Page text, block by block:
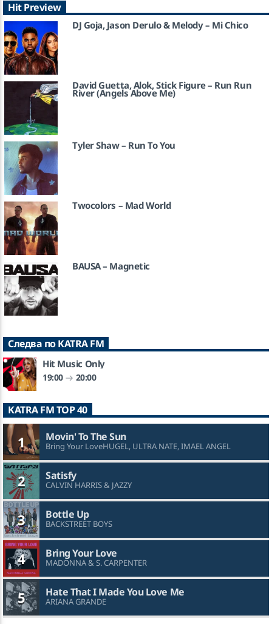
Hit Preview
DJ Goja, Jason Derulo & Melody – Mi Chico
David Guetta, Alok, Stick Figure – Run Run
River (Angels Above Me)
Tyler Shaw – Run To You
Twocolors – Mad World
BAUSA – Magnetic
Следва по KATRA FM
Hit Music Only
19:00 20:00
KATRA FM TOP 40
1 Movin' To The Sun
Bring Your LoveHUGEL, ULTRA NATE, IMAEL ANGEL
2 Satisfy
CALVIN HARRIS & JAZZY
3 Bottle Up
BACKSTREET BOYS
4 Bring Your Love
MADONNA & S. CARPENTER
5 Hate That I Made You Love Me
ARIANA GRANDE